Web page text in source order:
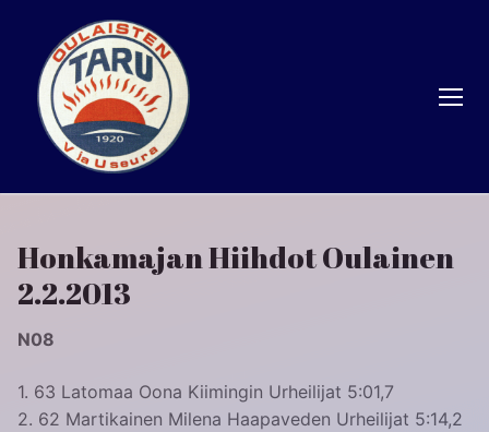
sisältöön
Honkamajan Hiihdot Oulainen
2.2.2013
N08
1. 63 Latomaa Oona Kiimingin Urheilijat 5:01,7
2. 62 Martikainen Milena Haapaveden Urheilijat 5:14,2